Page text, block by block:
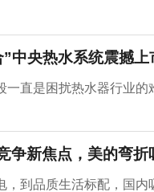
”中央热水系统震撼
一直是困扰热水器行业
争新焦点，美的弯折
，到品质生活标配，国